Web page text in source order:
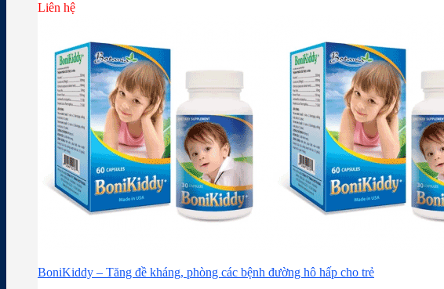
Liên hệ
BoniKiddy – Tăng đề kháng, phòng các bệnh đường hô hấp cho trẻ